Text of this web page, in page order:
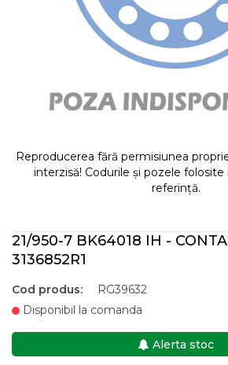
Reproducerea fără permisiunea
interzisă! Codurile și pozele
referință.
21/950-7 BK64018 IH -
3136852R1
Cod produs:
RG39632
Disponibil la comanda
Alerta stoc